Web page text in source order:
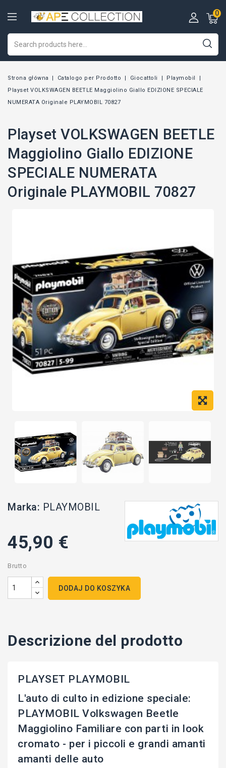
0
Strona główna Catalogo per Prodotto Giocattoli
Playmobil
Playset VOLKSWAGEN BEETLE Maggiolino Giallo EDIZIONE SPECIALE
NUMERATA Originale PLAYMOBIL 70827
Playset VOLKSWAGEN BEETLE
Maggiolino Giallo EDIZIONE
SPECIALE NUMERATA
Originale PLAYMOBIL 70827
Marka: PLAYMOBIL
45,90 €
Brutto
DODAJ DO KOSZYKA
Descrizione del prodotto
PLAYSET PLAYMOBIL
L'auto di culto in edizione speciale:
PLAYMOBIL Volkswagen Beetle
Maggiolino Familiare con parti in look
cromato - per i piccoli e grandi amanti
amanti delle auto